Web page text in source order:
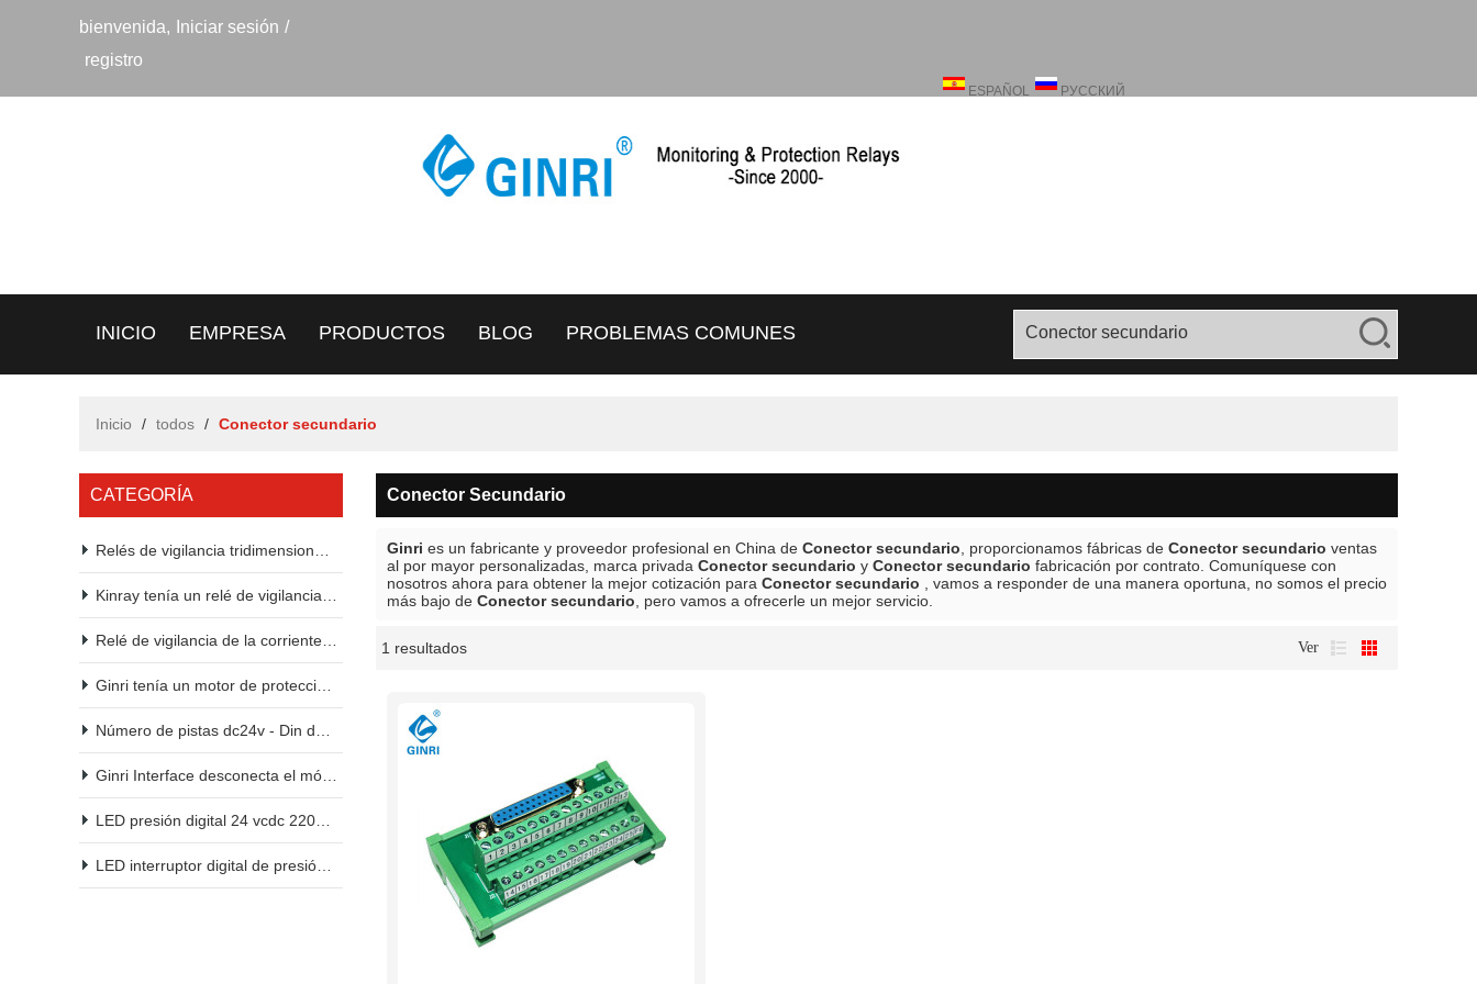
bienvenida, Iniciar sesión /
registro
ESPAÑOL РУССКИЙ
INICIO EMPRESA PRODUCTOS BLOG PROBLEMAS COMUNES
Inicio / todos / Conector secundario
CATEGORÍA Conector Secundario
Ginri es un fabricante y proveedor profesional en China de Conector secundario , proporcionamos fábricas de Conector secundario ventas
al por mayor personalizadas, marca privada Conector secundario y Conector secundario fabricación por contrato. Comuníquese con
nosotros ahora para obtener la mejor cotización para Conector secundario , vamos a responder de una manera oportuna, no somos el precio
más bajo de Conector secundario , pero vamos a ofrecerle un mejor servicio.
1 resultados Ver